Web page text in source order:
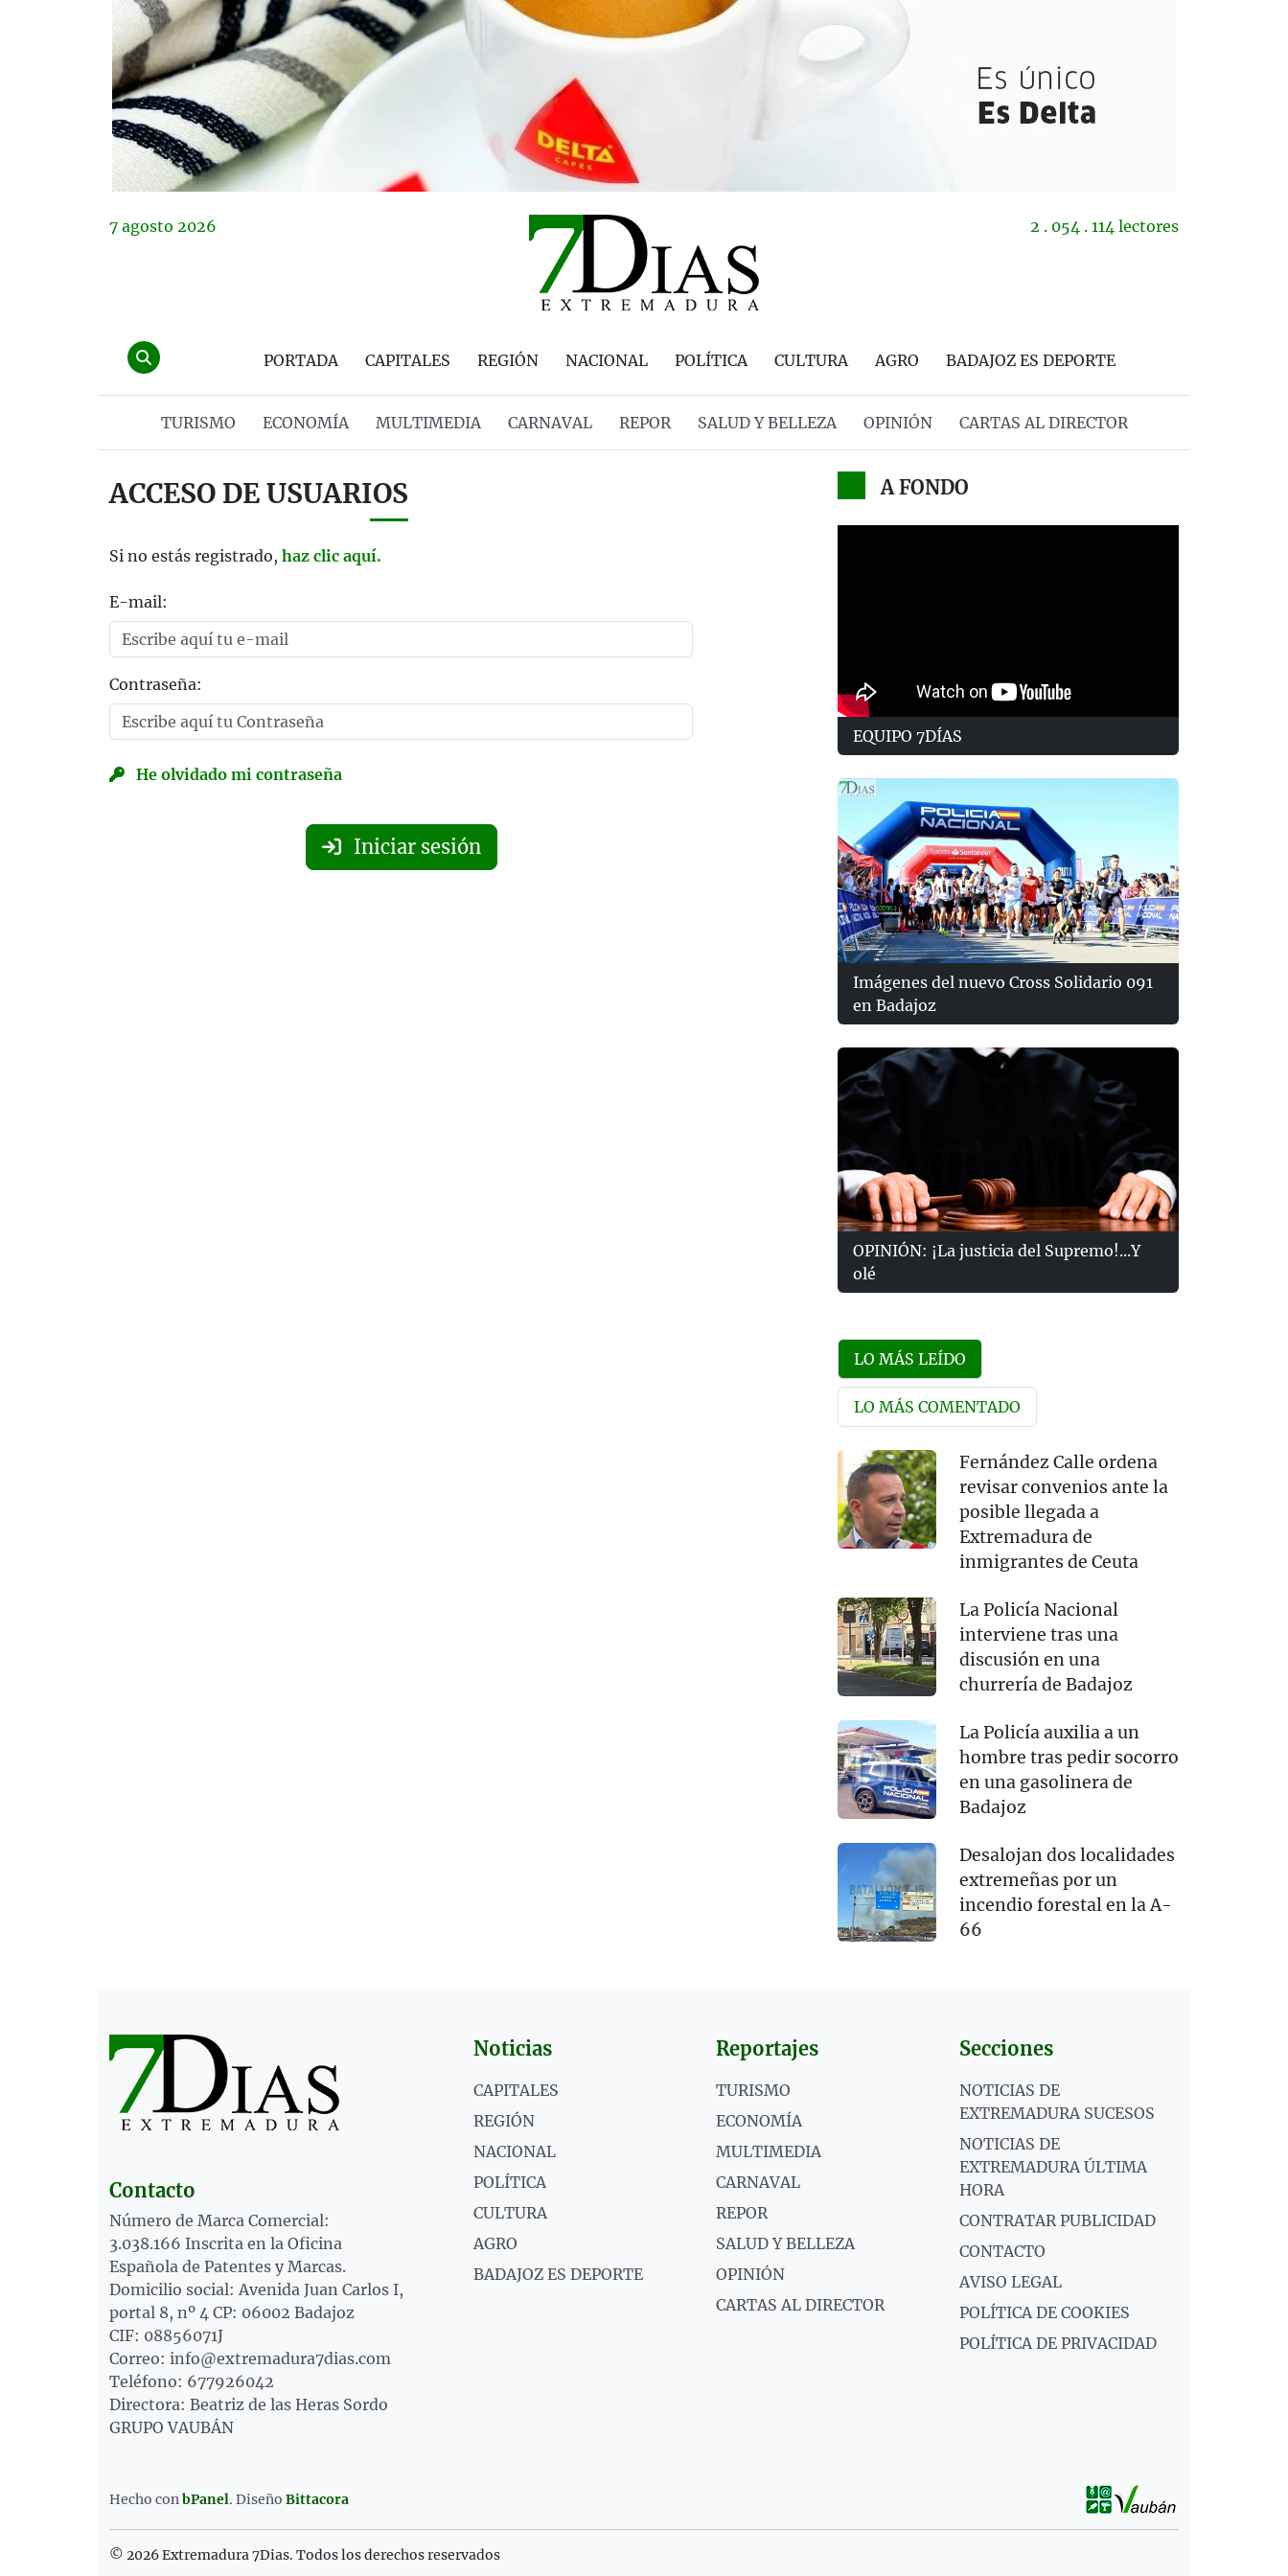
7 agosto 2026 2 . 054 . 114 lectores
PORTADA CAPITALES REGIÓN NACIONAL POLÍTICA CULTURA AGRO BADAJOZ ES DEPORTE
TURISMO ECONOMÍA MULTIMEDIA CARNAVAL REPOR SALUD Y BELLEZA OPINIÓN CARTAS AL DIRECTOR
ACCESO DE USUARIOS
Si no estás registrado, haz clic aquí.
E-mail:
Contraseña:
He olvidado mi contraseña
Iniciar sesión
A FONDO
EQUIPO 7DÍAS
Imágenes del nuevo Cross Solidario 091
en Badajoz
OPINIÓN: ¡La justicia del Supremo!...Y
olé
LO MÁS LEÍDO
LO MÁS COMENTADO
Fernández Calle ordena
revisar convenios ante la
posible llegada a
Extremadura de
inmigrantes de Ceuta
La Policía Nacional
interviene tras una
discusión en una
churrería de Badajoz
La Policía auxilia a un
hombre tras pedir socorro
en una gasolinera de
Badajoz
Desalojan dos localidades
extremeñas por un
incendio forestal en la A-
66
Contacto
Número de Marca Comercial:
3.038.166 Inscrita en la Oficina
Española de Patentes y Marcas.
Domicilio social: Avenida Juan Carlos I,
portal 8, nº 4 CP: 06002 Badajoz
CIF: 08856071J
Correo: info@extremadura7dias.com
Teléfono: 677926042
Directora: Beatriz de las Heras Sordo
GRUPO VAUBÁN
Noticias
CAPITALES
REGIÓN
NACIONAL
POLÍTICA
CULTURA
AGRO
BADAJOZ ES DEPORTE
Reportajes
TURISMO
ECONOMÍA
MULTIMEDIA
CARNAVAL
REPOR
SALUD Y BELLEZA
OPINIÓN
CARTAS AL DIRECTOR
Secciones
NOTICIAS DE
EXTREMADURA SUCESOS
NOTICIAS DE
EXTREMADURA ÚLTIMA
HORA
CONTRATAR PUBLICIDAD
CONTACTO
AVISO LEGAL
POLÍTICA DE COOKIES
POLÍTICA DE PRIVACIDAD
Hecho con bPanel. Diseño Bittacora
© 2026 Extremadura 7Dias. Todos los derechos reservados